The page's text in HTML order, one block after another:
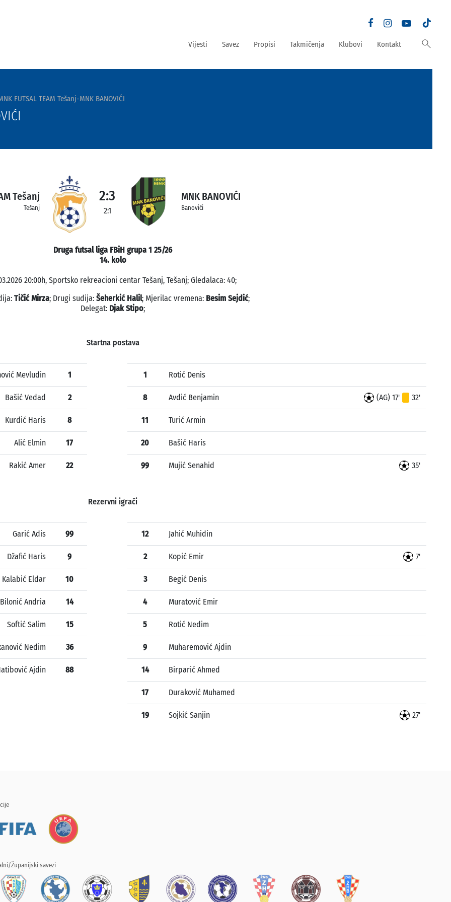
Vijesti Savez Propisi Takmičenja Klubovi Kontakt search
FUTSAL TEAM Tešanj-MNK BANOVIĆI
Tešanj
Tešanj
2:3
2:1
MNK BANOVIĆI
Banovići
Druga futsal liga FBiH grupa 1 25/26
14. kolo
20:00h, Sportsko rekreacioni centar Tešanj, Tešanj; Gledalaca: 40;
Tičić Mirza; Drugi sudija: Šeherkić Halil; Mjerilac vremena: Besim Sejdić;
Delegat: Djak Stipo;
Startna postava
Mevludin 1
Bašić Vedad 2
Kurdić Haris 8
Alić Elmin 17
Rakić Amer 22
1 Rotić Denis
8 Avdić Benjamin (AG) 17' 32'
11 Turić Armin
20 Bašić Haris
99 Mujić Senahid 35'
Rezervni igrači
Garić Adis 99
Džafić Haris 9
Kalabić Eldar 10
Bilonić Andria 14
Softić Salim 15
Nedim 36
Ajdin 88
12 Jahić Muhidin
2 Kopić Emir 7'
3 Begić Denis
4 Muratović Emir
5 Rotić Nedim
9 Muharemović Ajdin
14 Birparić Ahmed
17 Duraković Muhamed
19 Sojkić Sanjin 27'
Županijski savezi